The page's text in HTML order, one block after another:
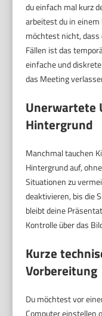
du einfach mal kurz
arbeitest du in
möchtest nicht, dass
Fällen ist das
einfache und
das Meeting
Unerwartete
Hintergrund
Manchmal tauchen
Hintergrund auf,
Situationen zu
deaktivieren, bis die
bleibt deine
Kontrolle über das
Kurze
Vorbereitung
Du möchtest vor